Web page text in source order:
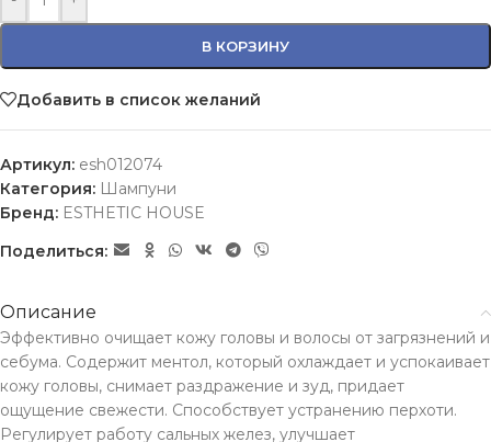
В КОРЗИНУ
Добавить в список желаний
Артикул: esh012074
Категория: Шампуни
Бренд: ESTHETIC HOUSE
Поделиться:
Описание
Эффективно очищает кожу головы и волосы от загрязнений и
себума. Содержит ментол, который охлаждает и успокаивает
кожу головы, снимает раздражение и зуд, придает
ощущение свежести. Способствует устранению перхоти.
Регулирует работу сальных желез, улучшает